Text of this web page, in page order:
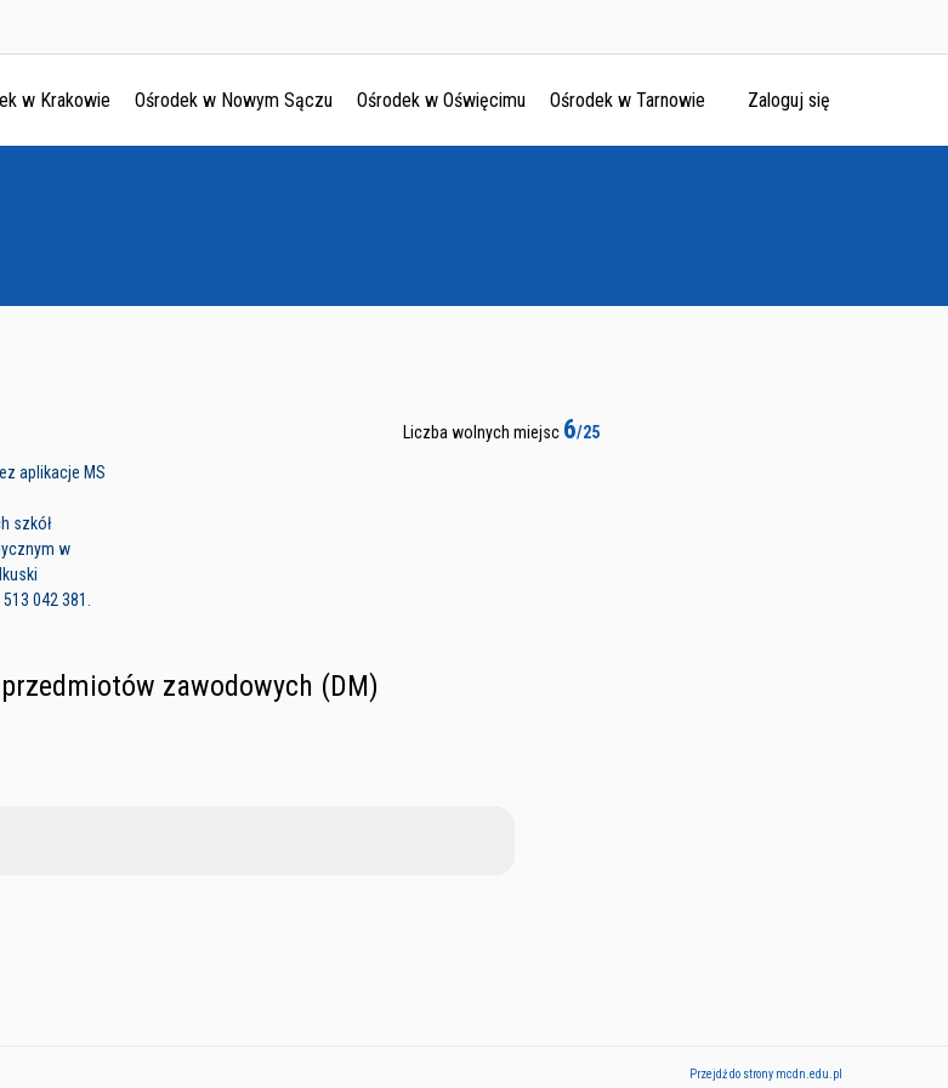
w Krakowie Ośrodek w Nowym Sączu Ośrodek w Oświęcimu Ośrodek w Tarnowie Zaloguj się
aplikacje MS
szkół
w
042 381.
Liczba wolnych miejsc 6/25
zawodowych (DM)
Przejdź do strony mcdn.edu.pl
Ośrodek w Krakowie